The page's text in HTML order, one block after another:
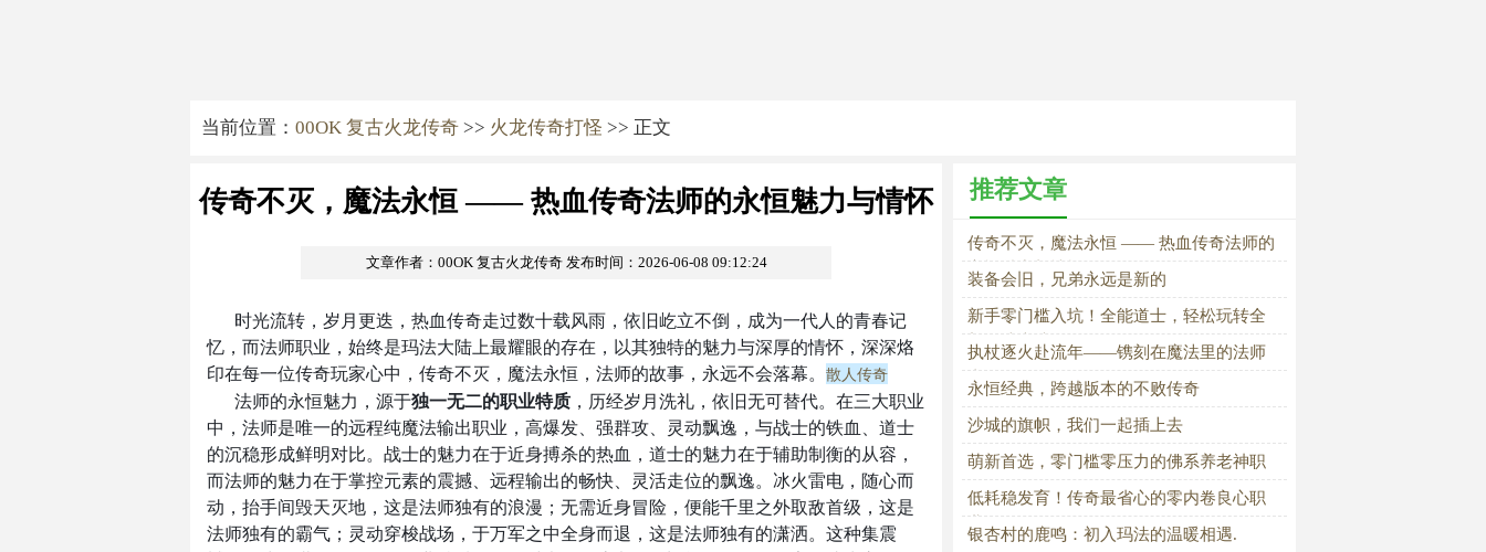
当前位置： 00OK 复古火龙传奇 >> 火龙传奇打怪 >> 正文
传奇不灭，魔法永恒 —— 热血传奇法师的永恒魅力与情怀
文章作者：00OK 复古火龙传奇 发布时间：2026-06-08 09:12:24
时光流转，岁月更迭，热血传奇走过数十载风雨，依旧屹立不倒，成为一代人的青春记
忆，而法师职业，始终是玛法大陆上最耀眼的存在，以其独特的魅力与深厚的情怀，深深烙
印在每一位传奇玩家心中，传奇不灭，魔法永恒，法师的故事，永远不会落幕。 散人传奇
法师的永恒魅力，源于独一无二的职业特质 ，历经岁月洗礼，依旧无可替代。在三大职业
中，法师是唯一的远程纯魔法输出职业，高爆发、强群攻、灵动飘逸，与战士的铁血、道士
的沉稳形成鲜明对比。战士的魅力在于近身搏杀的热血，道士的魅力在于辅助制衡的从容，
而法师的魅力在于掌控元素的震撼、远程输出的畅快、灵活走位的飘逸。冰火雷电，随心而
动，抬手间毁天灭地，这是法师独有的浪漫；无需近身冒险，便能千里之外取敌首级，这是
法师独有的霸气；灵动穿梭战场，于万军之中全身而退，这是法师独有的潇洒。这种集震
推荐文章
传奇不灭，魔法永恒 —— 热血传奇法师的
永恒魅力与情怀
装备会旧，兄弟永远是新的
新手零门槛入坑！全能道士，轻松玩转全
新玛法大陆
执杖逐火赴流年——镌刻在魔法里的法师
青春
永恒经典，跨越版本的不败传奇
沙城的旗帜，我们一起插上去
萌新首选，零门槛零压力的佛系养老神职
低耗稳发育！传奇最省心的零内卷良心职
业
银杏村的鹿鸣：初入玛法的温暖相遇.